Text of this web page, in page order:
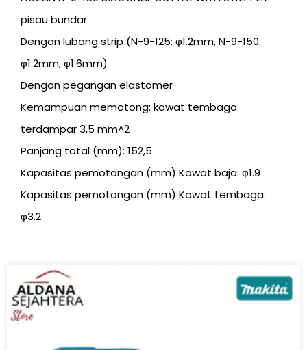
pisau bundar
Dengan lubang strip (N-9-125: φ1.2mm, N-9-150:
φ1.2mm, φ1.6mm)
Dengan pegangan elastomer
Kemampuan memotong: kawat tembaga
terdampar 3,5 mm^2
Panjang total (mm): 152,5
Kapasitas pemotongan (mm) Kawat baja: φ1.9
Kapasitas pemotongan (mm) Kawat tembaga:
φ3.2